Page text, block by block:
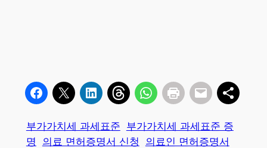
부가가치세 과세표준 부가가치세 과세표준 증
명
의료 면허증명서 신청
의료인 면허증명서